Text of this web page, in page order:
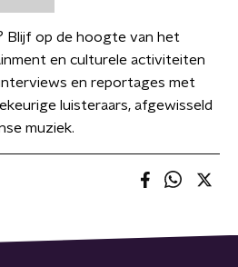
Blijf op de hoogte van het
en culturele activiteiten
en reportages met
luisteraars, afgewisseld
muziek.